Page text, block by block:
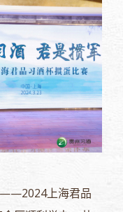
——2024上海君品